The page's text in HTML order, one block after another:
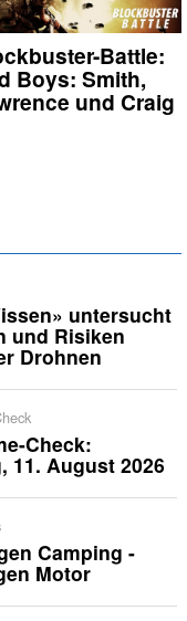
Battle:
Boys: Smith,
und Craig
untersucht
und Risiken
Drohnen
Check:
11. August 2026
Camping -
Motor